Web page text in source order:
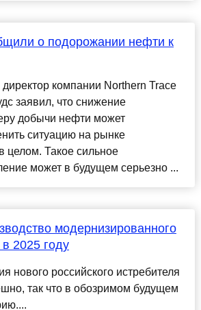
о подорожании нефти к
компании Northern Trace
заявил, что снижение
добычи нефти может
ситуацию на рынке
целом. Такое сильное
может в будущем серьезно ...
модернизированного
2025 году
нового российского истребителя
так что в обозримом будущем